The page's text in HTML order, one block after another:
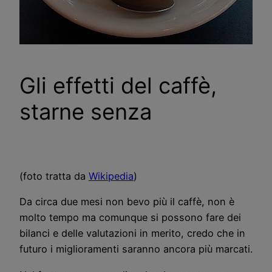
Gli effetti del caffè,
starne senza
(foto tratta da Wikipedia)
Da circa due mesi non bevo più il caffè, non è
molto tempo ma comunque si possono fare dei
bilanci e delle valutazioni in merito, credo che in
futuro i miglioramenti saranno ancora più marcati.